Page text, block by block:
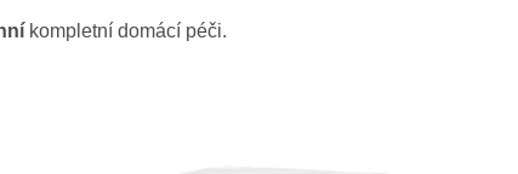
kompletní domácí péči.